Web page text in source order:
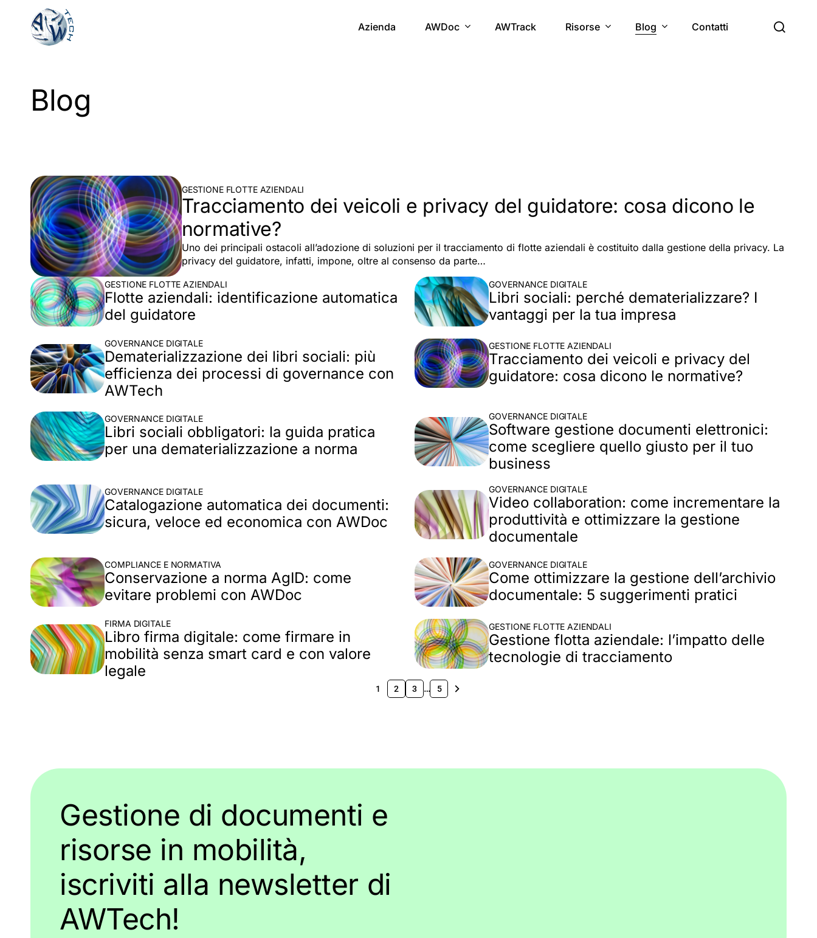
contenuto
principale
Azienda AWDoc AWTrack Risorse Blog Contatti
Blog
GESTIONE FLOTTE AZIENDALI
Tracciamento dei veicoli e privacy del guidatore: cosa dicono le
normative?
Uno dei principali ostacoli all’adozione di soluzioni per il tracciamento di flotte aziendali è costituito dalla gestione della privacy. La
privacy del guidatore, infatti, impone, oltre al consenso da parte…
GESTIONE FLOTTE AZIENDALI
Flotte aziendali: identificazione automatica
del guidatore
GOVERNANCE DIGITALE
Libri sociali: perché dematerializzare? I
vantaggi per la tua impresa
GOVERNANCE DIGITALE
Dematerializzazione dei libri sociali: più
efficienza dei processi di governance con
AWTech
GESTIONE FLOTTE AZIENDALI
Tracciamento dei veicoli e privacy del
guidatore: cosa dicono le normative?
GOVERNANCE DIGITALE
Libri sociali obbligatori: la guida pratica
per una dematerializzazione a norma
GOVERNANCE DIGITALE
Software gestione documenti elettronici:
come scegliere quello giusto per il tuo
business
GOVERNANCE DIGITALE
Catalogazione automatica dei documenti:
sicura, veloce ed economica con AWDoc​
GOVERNANCE DIGITALE
Video collaboration: come incrementare la
produttività e ottimizzare la gestione
documentale
COMPLIANCE E NORMATIVA
Conservazione a norma AgID: come
evitare problemi con AWDoc
GOVERNANCE DIGITALE
Come ottimizzare la gestione dell’archivio
documentale: 5 suggerimenti pratici
FIRMA DIGITALE
Libro firma digitale: come firmare in
mobilità senza smart card e con valore
legale
GESTIONE FLOTTE AZIENDALI
Gestione flotta aziendale: l’impatto delle
tecnologie di tracciamento
1 2 3 … 5
Gestione di documenti e
risorse in mobilità,
iscriviti alla newsletter di
AWTech!